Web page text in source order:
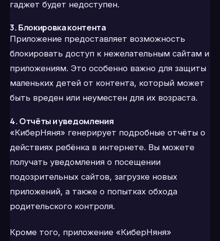
гаджет будет недоступен.
3. Блокировка контента
Приложение предоставляет возможность
блокировать доступ к нежелательным сайтам и
приложениям. Это особенно важно для защиты
маленьких детей от контента, который может
быть вреден или неуместен для их возраста.
4. Отчёты и уведомления
«КиберНяня» генерирует подробные отчёты о
действиях ребёнка в интернете. Вы можете
получать уведомления о посещении
подозрительных сайтов, загрузке новых
приложений, а также о попытках обхода
родительского контроля.
Кроме того, приложение «КиберНяня»